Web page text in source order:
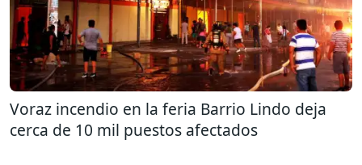
Voraz incendio en la feria Barrio Lindo deja
cerca de 10 mil puestos afectados